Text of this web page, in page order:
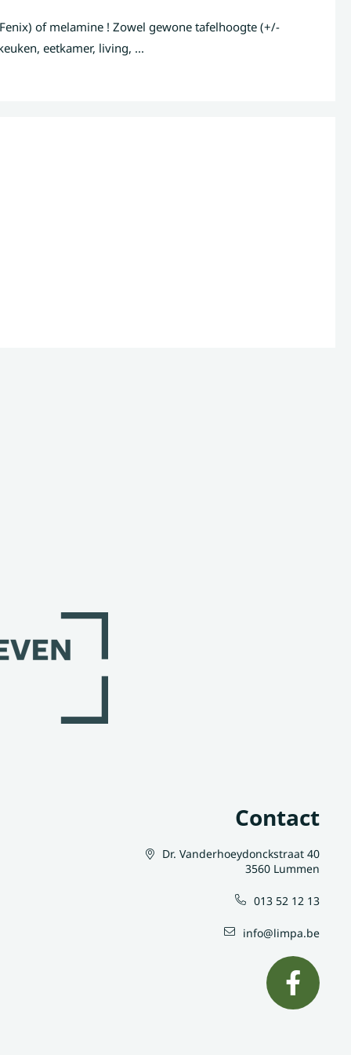
of melamine ! Zowel gewone tafelhoogte (+/-
eetkamer, living, ...
Contact
Dr. Vanderhoeydonckstraat 40
3560 Lummen
013 52 12 13
info@limpa.be